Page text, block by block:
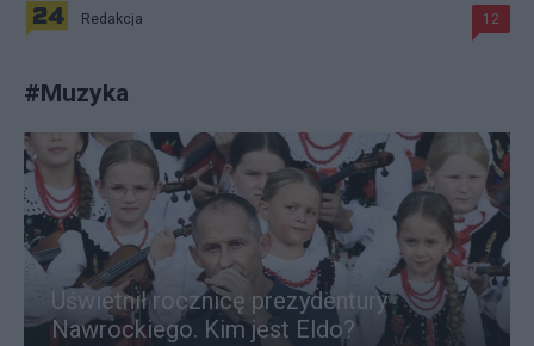
Redakcja 12
#Muzyka
Uświetnił rocznicę prezydentury
Nawrockiego. Kim jest Eldo?